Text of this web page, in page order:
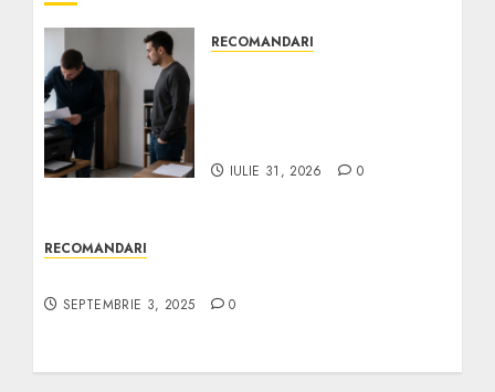
RECOMANDARI
IULIE 31, 2026 0
RECOMANDARI
SEPTEMBRIE 3, 2025 0